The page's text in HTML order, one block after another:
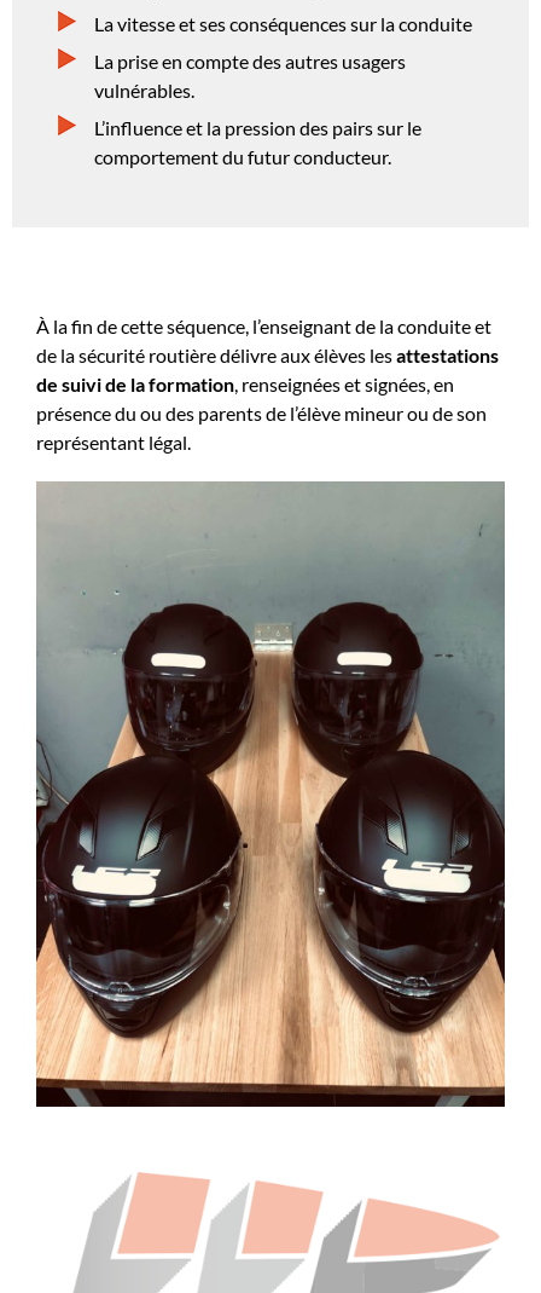
La vitesse et ses conséquences sur la conduite
La prise en compte des autres usagers
vulnérables.
L’influence et la pression des pairs sur le
comportement du futur conducteur.
À la fin de cette séquence, l’enseignant de la conduite et
de la sécurité routière délivre aux élèves lesattestations
de suivi de la formation, renseignées et signées, en
présence du ou des parents de l’élève mineur ou de son
représentant légal.